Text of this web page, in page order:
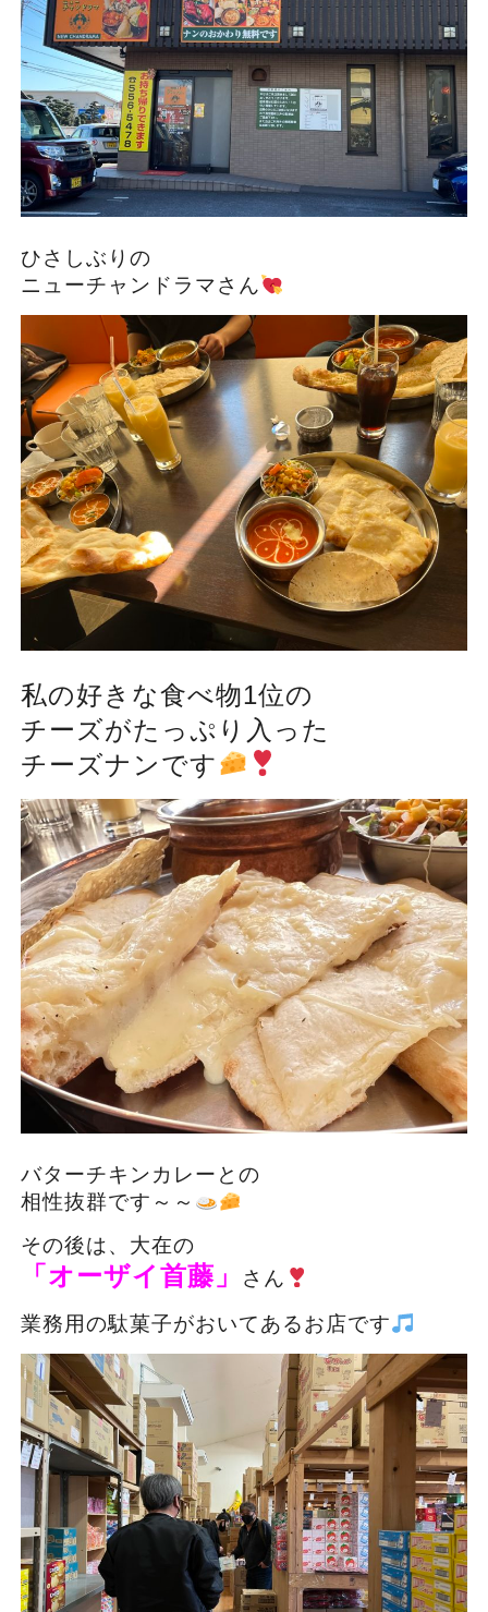
ひさしぶりの
ニューチャンドラマさん
私の好きな食べ物1位の
チーズがたっぷり入った
チーズナンです
バターチキンカレーとの
相性抜群です～～
その後は、大在の
「オーザイ首藤」
さん
業務用の駄菓子がおいてあるお店です